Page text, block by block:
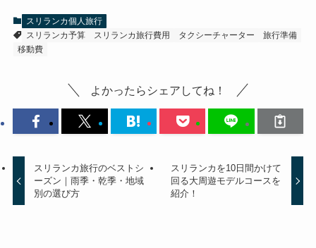
スリランカ個人旅行
スリランカ予算
スリランカ旅行費用 タクシーチャーター
旅行準備
移動費
よかったらシェアしてね！
スリランカ旅行のベストシ
ーズン｜雨季・乾季・地域
別の選び方
スリランカを10日間かけて
回る大周遊モデルコースを
紹介！